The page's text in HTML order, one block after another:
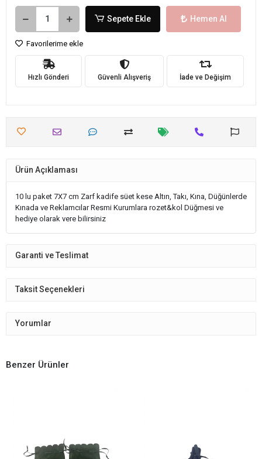
Sepete Ekle Hemen Al
Favorilerime ekle
Hızlı Gönderi Güvenli Alışveriş İade ve Değişim
Ürün Açıklaması
10 lu paket 7X7 cm Zarf kadife süet kese Altın, Takı, Kına, Düğünlerde
Kınada ve Reklamcılar Resmi Kurumlara rozet&kol Düğmesi ve
hediye olarak vere bilirsiniz
Garanti ve Teslimat
Taksit Seçenekleri
Yorumlar
Benzer Ürünler